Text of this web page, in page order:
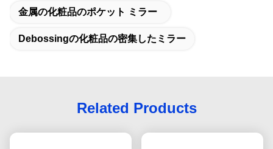
金属の化粧品のポケット ミラー
Debossingの化粧品の密集したミラー
Related Products